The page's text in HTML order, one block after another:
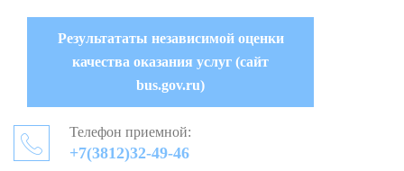
Результататы независимой оценки
качества оказания услуг (сайт
bus.gov.ru)
Телефон приемной:
+7(3812)32-49-46